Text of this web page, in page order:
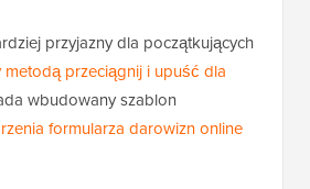
przyjazny dla początkujących
przeciągnij i upuść dla
wbudowany szablon
formularza darowizn online